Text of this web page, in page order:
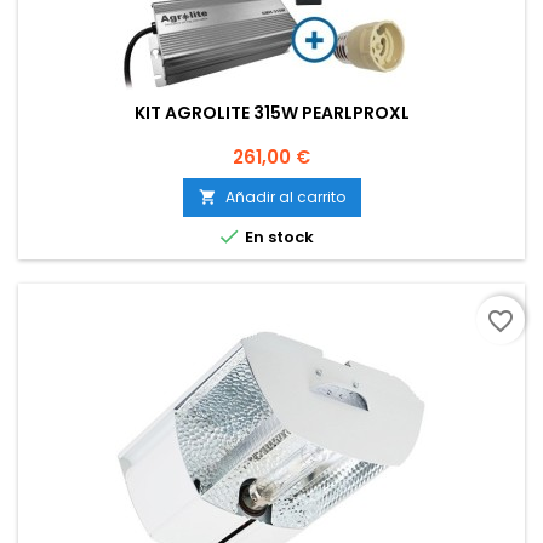
KIT AGROLITE 315W PEARLPROXL
Precio
261,00 €
 Añadir al carrito
 En stock
favorite_border